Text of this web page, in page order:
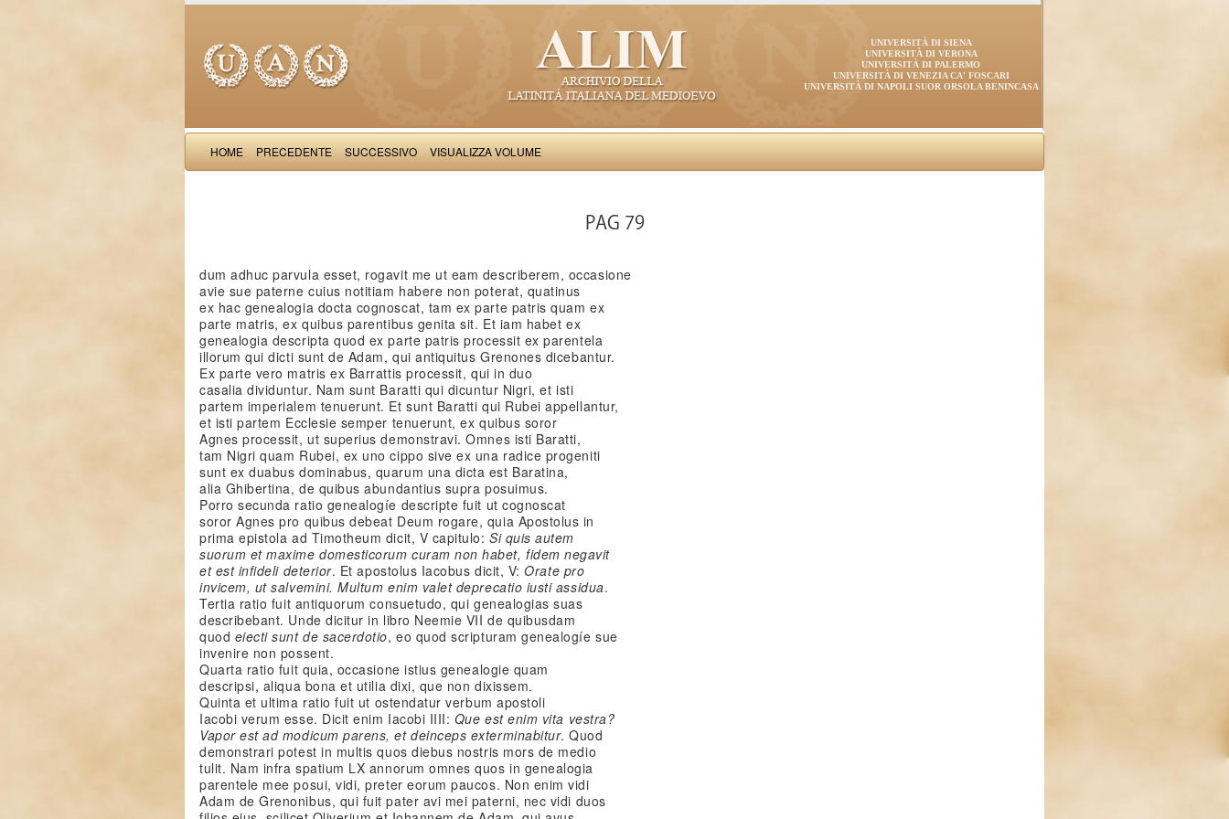
UNIVERSITÀ DI SIENA
UNIVERSITÀ DI VERONA
UNIVERSITÀ DI PALERMO
UNIVERSITÀ DI VENEZIA CA' FOSCARI
UNIVERSITÀ DI NAPOLI SUOR ORSOLA BENINCASA
HOME PRECEDENTE SUCCESSIVO VISUALIZZA VOLUME
PAG 79
dum adhuc parvula esset, rogavit me ut eam describerem, occasione
avie sue paterne cuius notitiam habere non poterat, quatinus
ex hac genealogia docta cognoscat, tam ex parte patris quam ex
parte matris, ex quibus parentibus genita sit. Et iam habet ex
genealogia descripta quod ex parte patris processit ex parentela
illorum qui dicti sunt de Adam, qui antiquitus Grenones dicebantur.
Ex parte vero matris ex Barrattis processit, qui in duo
casalia dividuntur. Nam sunt Baratti qui dicuntur Nigri, et isti
partem imperialem tenuerunt. Et sunt Baratti qui Rubei appellantur,
et isti partem Ecclesie semper tenuerunt, ex quibus soror
Agnes processit, ut superius demonstravi. Omnes isti Baratti,
tam Nigri quam Rubei, ex uno cippo sive ex una radice progeniti
sunt ex duabus dominabus, quarum una dicta est Baratina,
alia Ghibertina, de quibus abundantius supra posuimus.
Porro secunda ratio genealogíe descripte fuit ut cognoscat
soror Agnes pro quibus debeat Deum rogare, quia Apostolus in
prima epistola ad Timotheum dicit, V capitulo:Si quis autem
suorum et maxime domesticorum curam non habet, fidem negavit
et est infideli deterior. Et apostolus Iacobus dicit, V:Orate pro
invicem, ut salvemini. Multum enim valet deprecatio iusti assidua.
Tertia ratio fuit antiquorum consuetudo, qui genealogias suas
describebant. Unde dicitur in libro Neemie VII de quibusdam
quod eiecti sunt de sacerdotio, eo quod scripturam genealogíe sue
invenire non possent.
Quarta ratio fuit quia, occasione istius genealogie quam
descripsi, aliqua bona et utilia dixi, que non dixissem.
Quinta et ultima ratio fuit ut ostendatur verbum apostoli
Iacobi verum esse. Dicit enim Iacobi IIII: Que est enim vita vestra?
Vapor est ad modicum parens, et deinceps exterminabitur. Quod
demonstrari potest in multis quos diebus nostris mors de medio
tulit. Nam infra spatium LX annorum omnes quos in genealogia
parentele mee posui, vidi, preter eorum paucos. Non enim vidi
Adam de Grenonibus, qui fuit pater avi mei paterni, nec vidi duos